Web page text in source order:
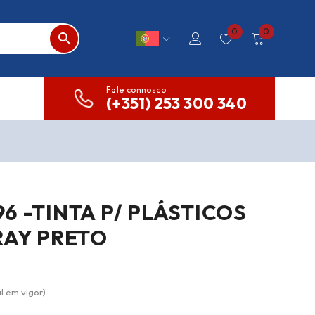
0 0
Fale connosco
(+351) 253 300 340
-TINTA P/ PLÁSTICOS
PRETO
em vigor)